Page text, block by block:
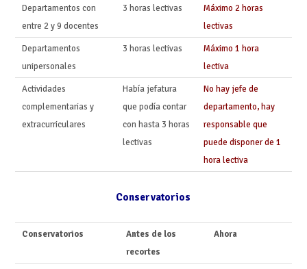
Departamentos con
entre 2 y 9 docentes
3 horas lectivas
Máximo 2 horas
lectivas
Departamentos
unipersonales
3 horas lectivas
Máximo 1 hora
lectiva
Actividades
complementarias y
extracurriculares
Había jefatura
que podía contar
con hasta 3 horas
lectivas
No hay jefe de
departamento, hay
responsable que
puede disponer de 1
hora lectiva
Conservatorios
Conservatorios
Antes de los
recortes
Ahora